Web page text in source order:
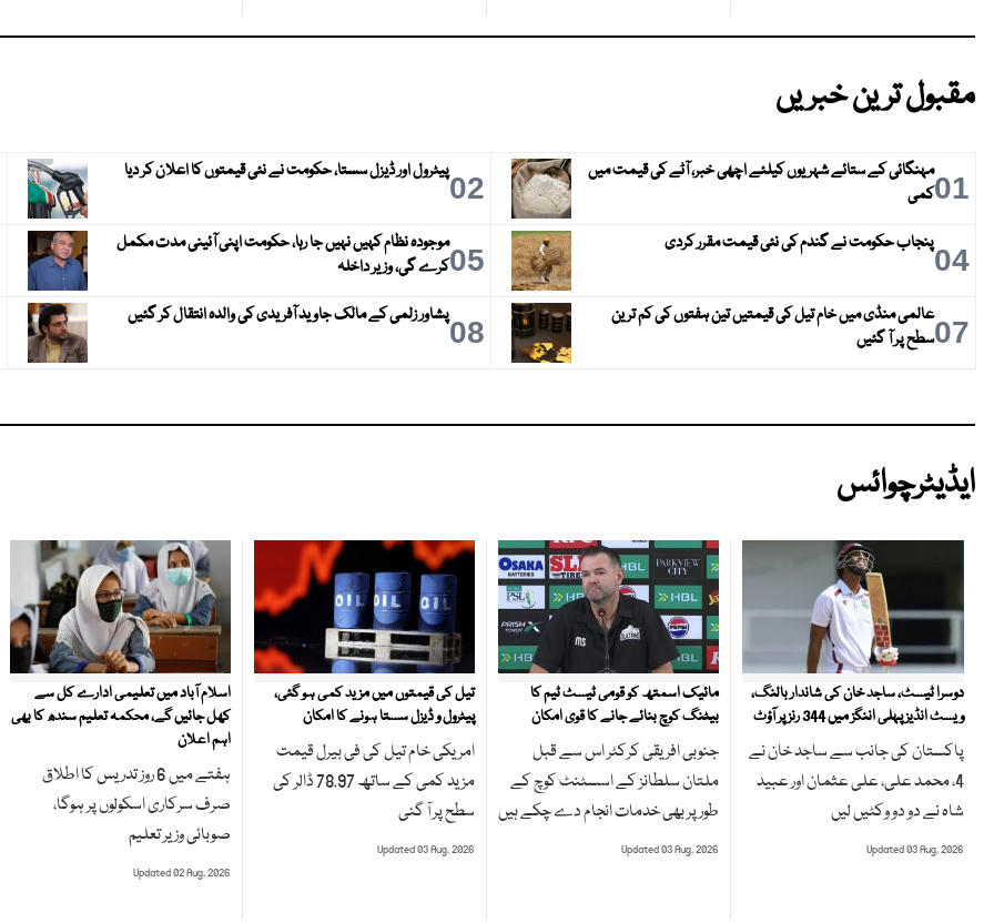
مقبول ترین خبریں
01مہنگائی کے ستائے شہریوں کیلئے اچھی خبر، آٹے کی قیمت میں
کمی
02پیٹرول اور ڈیزل سستا، حکومت نے نئی قیمتوں کا اعلان کر دیا
04پنجاب حکومت نے گندم کی نئی قیمت مقرر کردی 05موجودہ نظام کہیں نہیں جا رہا، حکومت اپنی آئینی مدت مکمل
کرے گی، وزیر داخلہ
07عالمی منڈی میں خام تیل کی قیمتیں تین ہفتوں کی کم ترین
سطح پر آ گئیں
08پشاور زلمی کے مالک جاوید آفریدی کی والدہ انتقال کر گئیں
ایڈیٹرچوائس
دوسرا ٹیسٹ، ساجد خان کی شاندار بالنگ،
ویسٹ انڈیز پہلی اننگز میں 344 رنز پر آؤٹ
پاکستان کی جانب سے ساجد خان نے
4، محمد علی، علی عثمان اور عبید
شاہ نے دو دو وکٹیں لیں
Updated 03 Aug, 2026
مائیک اسمتھ کو قومی ٹیسٹ ٹیم کا
بیٹنگ کوچ بنائے جانے کا قوی امکان
جنوبی افریقی کرکٹر اس سے قبل
ملتان سلطانز کے اسسٹنٹ کوچ کے
طور پر بھی خدمات انجام دے چکے ہیں
Updated 03 Aug, 2026
تیل کی قیمتوں میں مزید کمی ہو گئی،
پیٹرول و ڈیزل سستا ہونے کا امکان
امریکی خام تیل کی فی بیرل قیمت
مزید کمی کے ساتھ 78.97 ڈالر کی
سطح پر آ گئی
Updated 03 Aug, 2026
اسلام آباد میں تعلیمی ادارے کل سے
کھل جائیں گے، محکمہ تعلیم سندھ کا بھی
اہم اعلان
ہفتے میں 6 روز تدریس کا اطلاق
صرف سرکاری اسکولوں پر ہوگا،
صوبائی وزیر تعلیم
Updated 02 Aug, 2026